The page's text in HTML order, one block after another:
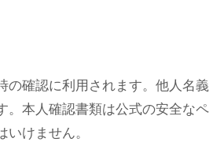
の確認に利用されます。他人名義
。本人確認書類は公式の安全なペ
けません。